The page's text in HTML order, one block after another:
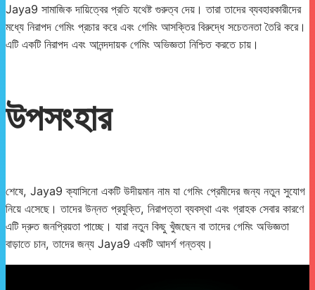
Jaya9 সামাজিক দায়িত্বের প্রতি যথেষ্ট গুরুত্ব দেয়। তারা তাদের ব্যবহারকারীদের
মধ্যে নিরাপদ গেমিং প্রচার করে এবং গেমিং আসক্তির বিরুদ্ধে সচেতনতা তৈরি করে।
এটি একটি নিরাপদ এবং আনন্দদায়ক গেমিং অভিজ্ঞতা নিশ্চিত করতে চায়।
উপসংহার
শেষে, Jaya9 ক্যাসিনো একটি উদীয়মান নাম যা গেমিং প্রেমীদের জন্য নতুন সুযোগ
নিয়ে এসেছে। তাদের উন্নত প্রযুক্তি, নিরাপত্তা ব্যবস্থা এবং গ্রাহক সেবার কারণে
এটি দ্রুত জনপ্রিয়তা পাচ্ছে। যারা নতুন কিছু খুঁজছেন বা তাদের গেমিং অভিজ্ঞতা
বাড়াতে চান, তাদের জন্য Jaya9 একটি আদর্শ গন্তব্য।